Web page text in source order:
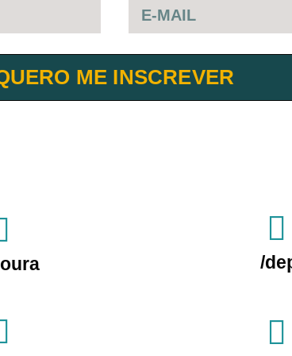
ME INSCREVER
/